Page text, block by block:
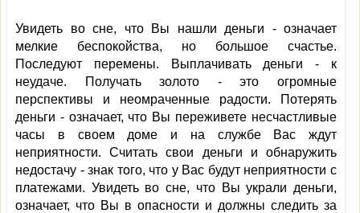
Увидеть во сне, что Вы нашли деньги - означает
мелкие беспокойства, но большое счастье.
Последуют перемены. Выплачивать деньги - к
неудаче. Получать золото - это огромные
перспективы и неомраченные радости. Потерять
деньги - означает, что Вы переживете несчастливые
часы в своем доме и на службе Вас ждут
неприятности. Считать свои деньги и обнаружить
недостачу - знак того, что у Вас будут неприятности с
платежами. Увидеть во сне, что Вы украли деньги,
означает, что Вы в опасности и должны следить за